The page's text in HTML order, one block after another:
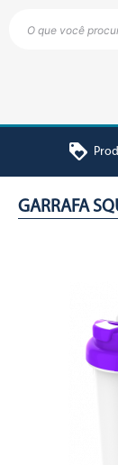
loyalty
GARRAFA